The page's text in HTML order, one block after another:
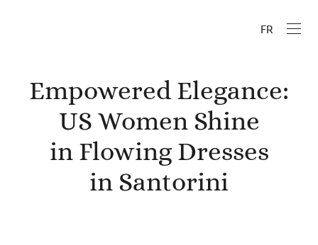
FR
Empowered Elegance:
US Women Shine
in Flowing Dresses
in Santorini